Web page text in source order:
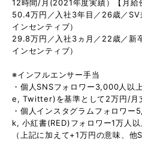
12時間/月(2021年度実績）【月給
50.4万円／入社3年目／26歳／SV
インセンティブ）
29.8万円／入社3ヵ月／22歳／新
インセンティブ）
※インフルエンサー手当
・個人SNSフォロワー3,000人
e, Twitter)を基準として2万円/月
・個人インスタグラムフォロワ
k, 小紅書(RED)フォロワー1万人
（上記に加えて+1万円の意味、他